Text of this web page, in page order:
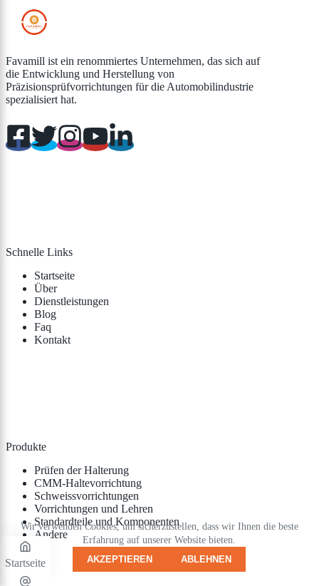
Wir verwenden Cookies, um sicherzustellen, dass wir Ihnen die beste
Erfahrung auf unserer Website bieten.
AKZEPTIEREN
ABLEHNEN
Favamill ist ein renommiertes Unternehmen, das sich auf
die Entwicklung und Herstellung von
Präzisionsprüfvorrichtungen für die Automobilindustrie
spezialisiert hat.
Schnelle Links
Startseite
Über
Dienstleistungen
Blog
Faq
Kontakt
Produkte
Prüfen der Halterung
CMM-Haltevorrichtung
Schweissvorrichtungen
Vorrichtungen und Lehren
Standardteile und Komponenten
Andere
Startseite